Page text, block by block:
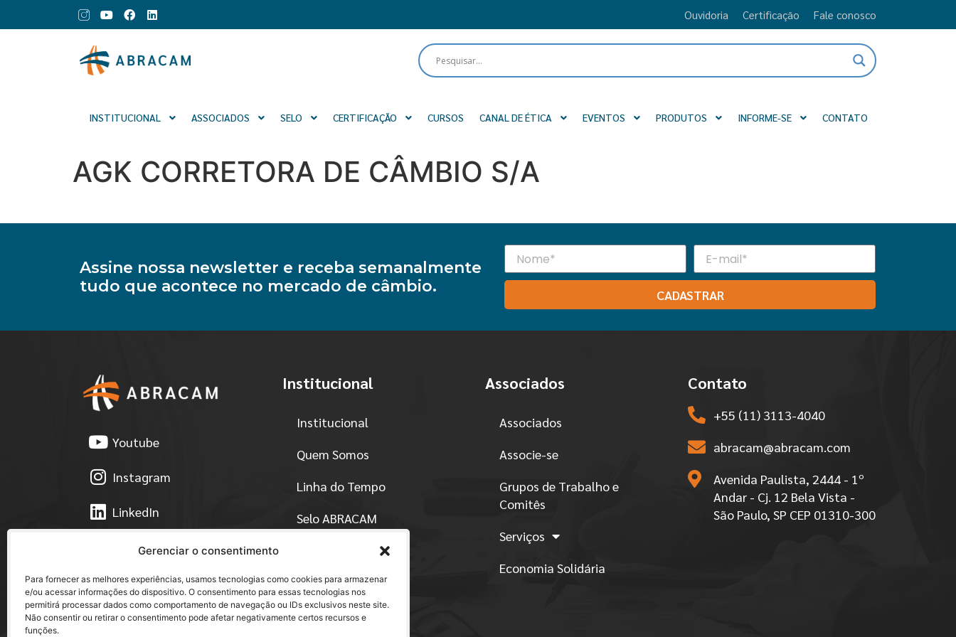
Gerenciar o consentimento
Para fornecer as melhores experiências, usamos tecnologias como cookies para armazenar
e/ou acessar informações do dispositivo. O consentimento para essas tecnologias nos
permitirá processar dados como comportamento de navegação ou IDs exclusivos neste site.
Não consentir ou retirar o consentimento pode afetar negativamente certos recursos e
funções.
Ouvidoria Certificação Fale conosco
INSTITUCIONAL ASSOCIADOS SELO CERTIFICAÇÃO CURSOS CANAL DE ÉTICA EVENTOS PRODUTOS INFORME-SE CONTATO
AGK CORRETORA DE CÂMBIO S/A
Assine nossa newsletter e receba semanalmente
tudo que acontece no mercado de câmbio.
CADASTRAR
Youtube
Instagram
LinkedIn
Facebook
Institucional
Institucional
Quem Somos
Linha do Tempo
Selo ABRACAM
Política de Conduta
Eventos
Associados
Associados
Associe-se
Grupos de Trabalho e
Comitês
Serviços
Economia Solidária
Contato
+55 (11) 3113-4040
abracam@abracam.com
Avenida Paulista, 2444 - 1º
Andar - Cj. 12 Bela Vista -
São Paulo, SP CEP 01310-300